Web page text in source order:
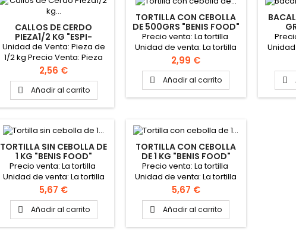
CALLOS DE CERDO
PIEZA1/2 KG "ESPI-
MONTEALBOR"
Unidad de Venta: Pieza de
1/2 kg Precio Venta: Pieza
de 1/2 kg Formato caja: 12
unidades
Precio
2,56 €
 Añadir al carrito
TORTILLA CON CEBOLLA
DE 500GRS "BENIS FOOD"
Precio venta: La tortilla
Unidad de venta: La tortilla
de 500grs
Precio
2,99 €
 Añadir al carrito 
TORTILLA SIN CEBOLLA DE
1 KG "BENIS FOOD"
Precio venta: La tortilla
Unidad de venta: La tortilla
de 1 kg
Precio
5,67 €
 Añadir al carrito
TORTILLA CON CEBOLLA
DE 1 KG "BENIS FOOD"
Precio venta: La tortilla
Unidad de venta: La tortilla
de 1 kg
Precio
5,67 €
 Añadir al carrito